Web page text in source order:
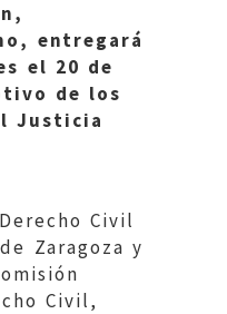
entregará
el 20 de
de los
Justicia
Civil
Zaragoza y
Civil,